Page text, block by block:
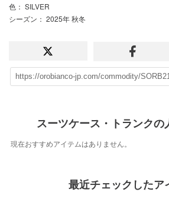
色 ： SILVER
シーズン ： 2025年 秋冬
スーツケース・トランクの
現在おすすめアイテムはありません。
最近チェックしたア